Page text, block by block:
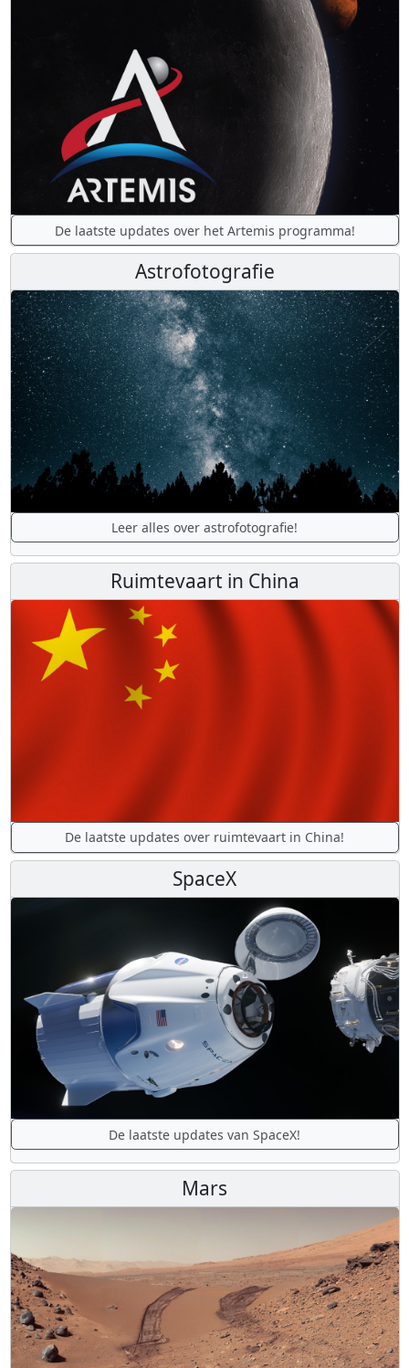
De laatste updates over het Artemis programma!
Astrofotografie
Leer alles over astrofotografie!
Ruimtevaart in China
De laatste updates over ruimtevaart in China!
SpaceX
De laatste updates van SpaceX!
Mars